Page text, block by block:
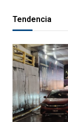
Tendencia